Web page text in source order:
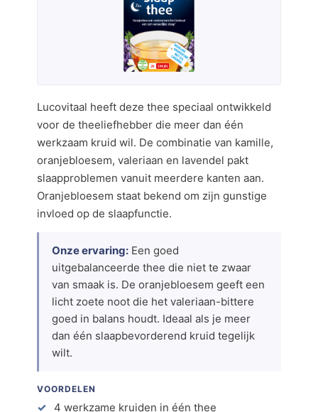
Lucovitaal heeft deze thee speciaal ontwikkeld
voor de theeliefhebber die meer dan één
werkzaam kruid wil. De combinatie van kamille,
oranjebloesem, valeriaan en lavendel pakt
slaapproblemen vanuit meerdere kanten aan.
Oranjebloesem staat bekend om zijn gunstige
invloed op de slaapfunctie.
Onze ervaring: Een goed
uitgebalanceerde thee die niet te zwaar
van smaak is. De oranjebloesem geeft een
licht zoete noot die het valeriaan-bittere
goed in balans houdt. Ideaal als je meer
dan één slaapbevorderend kruid tegelijk
wilt.
VOORDELEN
4 werkzame kruiden in één thee